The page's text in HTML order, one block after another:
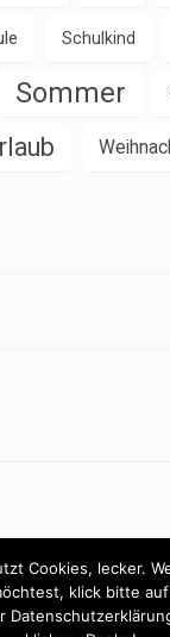
Schulkind
Sommer
Cookies, lecker.
klick bitte auf